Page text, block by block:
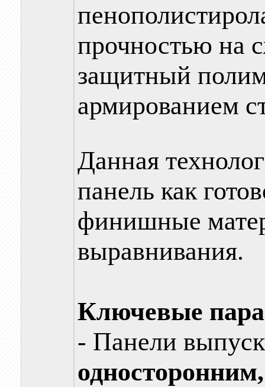
прочностью на
защитный
армированием
Данная
панель как
финишные
выравнивания.
Ключевые
- Панели